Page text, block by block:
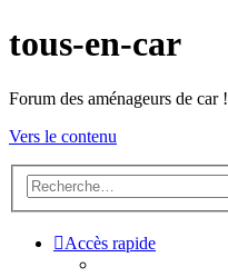
tous-en-car
Forum des aménageurs de car !
Vers le contenu
Accès rapide